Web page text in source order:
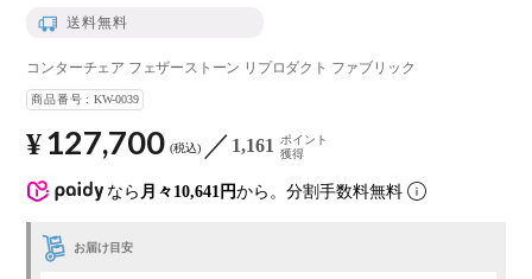
送料無料
コンターチェア フェザーストーン リプロダクト ファブリック
商品番号 KW-0039
なら 月々10,641円から。分割手数料無料
¥ 127,700 税込 1,161
ポイント
獲得
お届け目安